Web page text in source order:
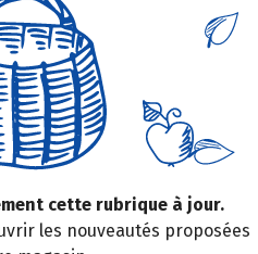
cette rubrique à jour.
les nouveautés proposées